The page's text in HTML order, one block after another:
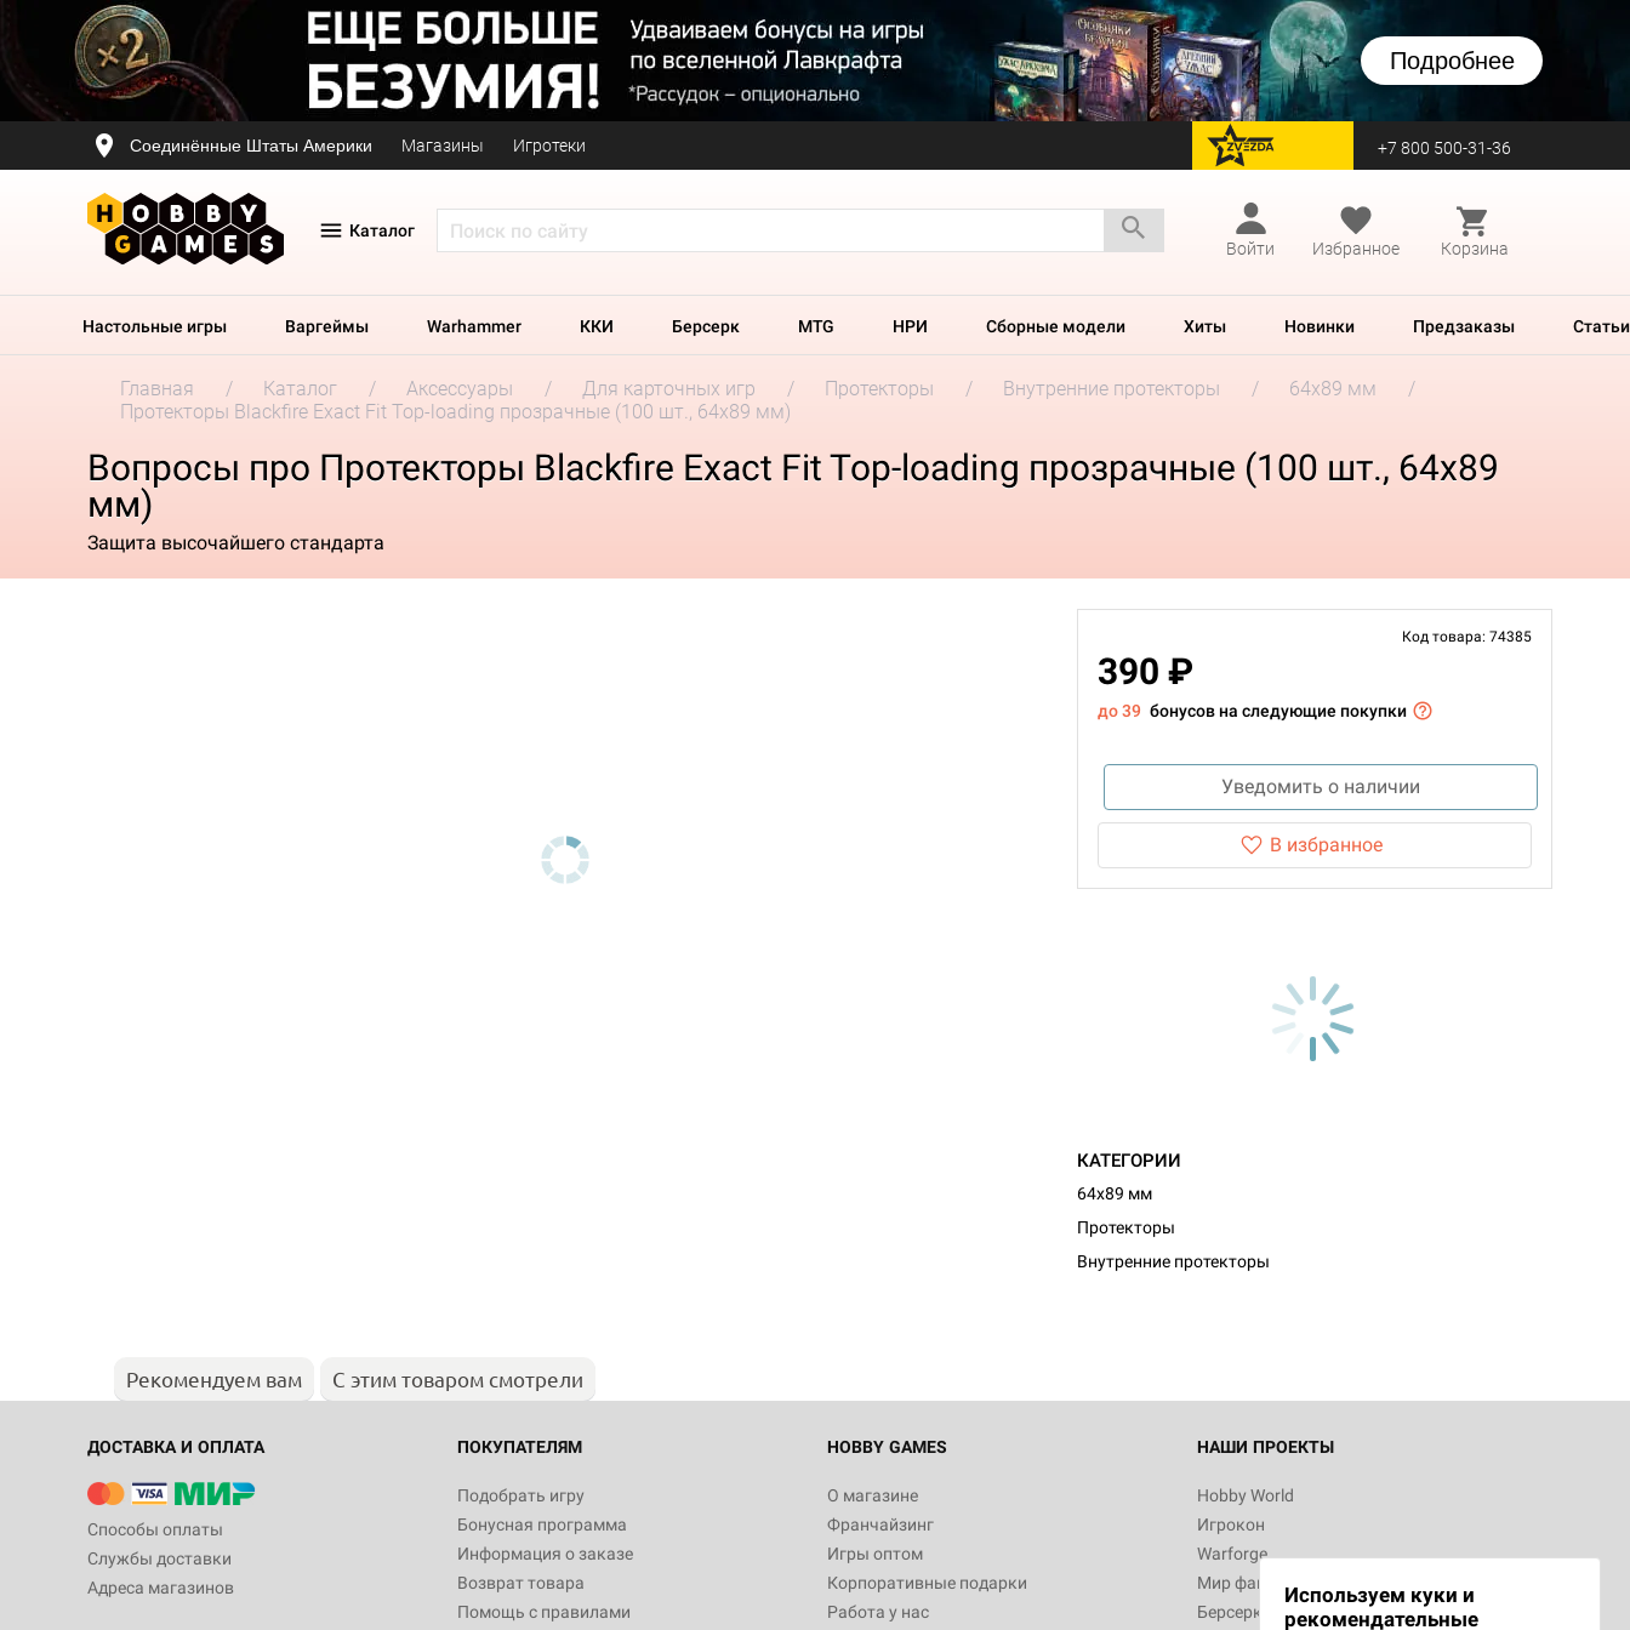
Подробнее
Соединённые Штаты Америки Магазины Игротеки перейти на Zvezda +7 800 500-31-36
Каталог
Войти
Избранное Корзина
Настольные игры Варгеймы Warhammer ККИ Берсерк MTG НРИ Сборные модели Хиты Новинки Предзаказы Статьи
Главная Каталог Аксессуары Для карточных игр Протекторы Внутренние протекторы
64x89 мм
Протекторы Blackfire Exact Fit Top-loading прозрачные (100 шт., 64x89 мм)
Вопросы про Протекторы Blackfire Exact Fit Top-loading прозрачные (100 шт., 64x89
мм)
Защита высочайшего стандарта
Код товара: 74385
390 ₽
до 39 бонусов на следующие покупки
Уведомить о наличии
В избранное
КАТЕГОРИИ
64x89 мм
Протекторы
Внутренние протекторы
Рекомендуем вам С этим товаром смотрели
ДОСТАВКА И ОПЛАТА
Способы оплаты
Службы доставки
Адреса магазинов
ПОКУПАТЕЛЯМ
Подобрать игру
Бонусная программа
Информация о заказе
Возврат товара
Помощь с правилами
HOBBY GAMES
О магазине
Франчайзинг
Игры оптом
Корпоративные подарки
Работа у нас
НАШИ ПРОЕКТЫ
Hobby World
Игрокон
Warforge
Мир фантастики
Берсерк
Используем куки и
рекомендательные